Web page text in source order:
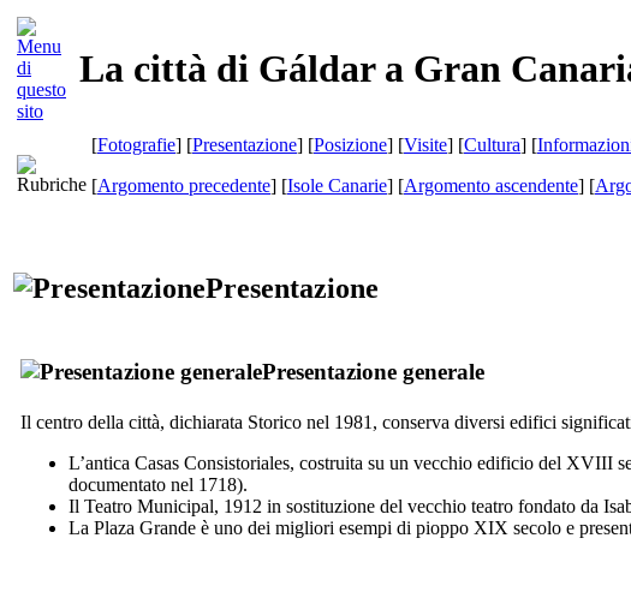
La città di Gáldar a Gran
[Fotografie] [Presentazione] [Posizione] [Visite] [Cultura] [
[Argomento precedente] [Isole Canarie] [Argomento ascendente] [
Presentazione
Presentazione generale
Il centro della città, dichiarata Storico nel 1981, conserva diversi edifici
L’antica Casas Consistoriales, costruita su un vecchio edificio del XVIII
documentato nel 1718).
Il Teatro Municipal, 1912 in sostituzione del vecchio teatro fondato da
La Plaza Grande è uno dei migliori esempi di pioppo XIX secolo e